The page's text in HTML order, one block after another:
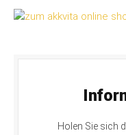
Holen Sie sich